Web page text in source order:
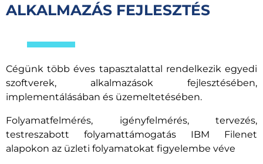
ALKALMAZÁS FEJLESZTÉS
Cégünk több éves tapasztalattal rendelkezik egyedi
szoftverek, alkalmazások fejlesztésében,
implementálásában és üzemeltetésében.
Folyamatfelmérés, igényfelmérés, tervezés,
testreszabott folyamattámogatás IBM Filenet
alapokon az üzleti folyamatokat figyelembe véve